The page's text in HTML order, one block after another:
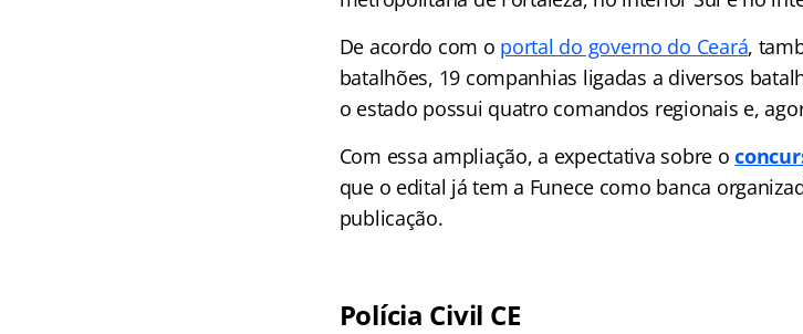
De acordo com o portal do governo do Ceará,
batalhões, 19 companhias ligadas a diversos
o estado possui quatro comandos regionais e,
Com essa ampliação, a expectativa sobre o
que o edital já tem a Funece como banca
publicação.
Polícia Civil CE